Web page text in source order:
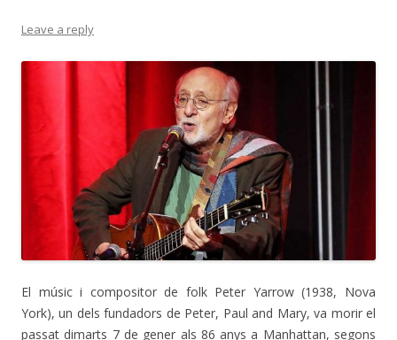
Leave a reply
El músic i compositor de folk Peter Yarrow (1938, Nova
York), un dels fundadors de Peter, Paul and Mary, va morir el
passat dimarts 7 de gener als 86 anys a Manhattan, segons